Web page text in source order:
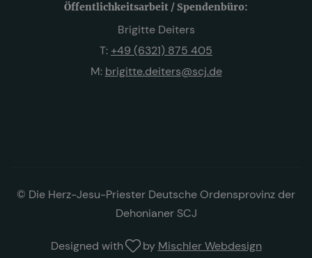
Öffentlichkeitsarbeit / Spendenbüro:
Brigitte Deiters
T: +49 (6321) 875 405
M: brigitte.deiters@scj.de
Designed with by Mischler Webdesign
© Die Herz-Jesu-Priester Deutsche Ordensprovinz der
Dehonianer SCJ